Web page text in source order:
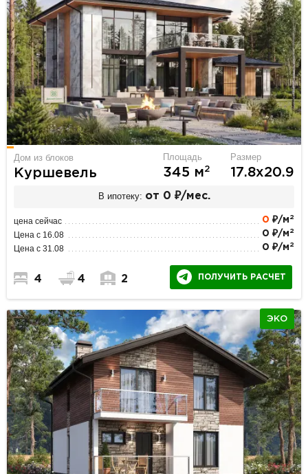
Дом из блоков
Куршевель
Площадь
345 м2
Размер
17.8х20.9
В ипотеку: от 0 ₽/мес.
цена сейчас 0 ₽/м 2
Цена с 16.08 0 ₽/м 2
Цена с 31.08 0 ₽/м 2
4 4 2 ПОЛУЧИТЬ РАСЧЕТ
ЭКО